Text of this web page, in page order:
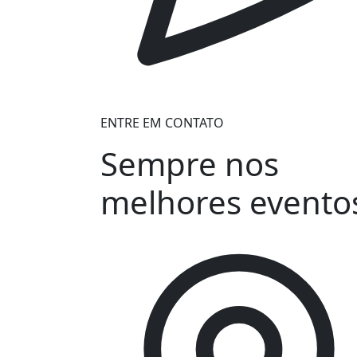
ENTRE EM CONTATO
Sempre nos
melhores